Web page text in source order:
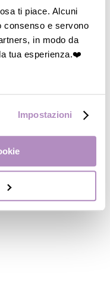
ti piace. Alcuni
consenso e servono
in modo da
tua esperienza.❤️
Impostazioni